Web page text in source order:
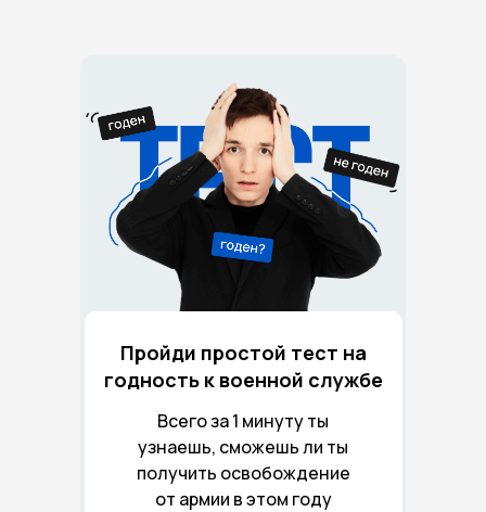
Всего за 1 минуту ты
узнаешь, сможешь ли ты
получить освобождение
от армии в этом году
Пройди простой тест на
годность к военной службе